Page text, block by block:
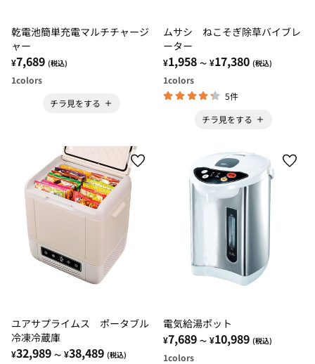
乾電池簡単充電マルチチャージ
ャー
¥7,689 (税込)
1colors
チラ見をする
ムサシ ねこそぎ除草バイブレ
ーター
¥1,958 ～ ¥17,380 (税込)
1colors
5件
チラ見をする
ユアサプライムス ポータブル
冷凍冷蔵庫
¥32,989 ～ ¥38,489 (税込)
電気給湯ポット
¥7,689 ～ ¥10,989 (税込)
1colors